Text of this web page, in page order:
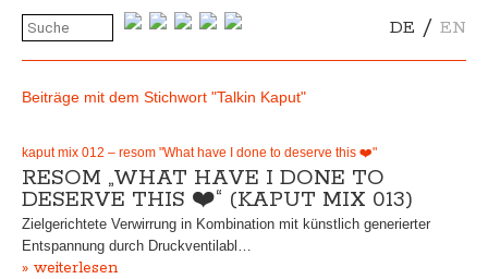
DE / EN
Beiträge mit dem Stichwort "Talkin Kaput"
kaput mix 012 – resom "What have I done to deserve this ❤️"
RESOM „WHAT HAVE I DONE TO
DESERVE THIS ❤️“ (KAPUT MIX 013)
Zielgerichtete Verwirrung in Kombination mit künstlich generierter
Entspannung durch Druckventilabl…
» weiterlesen